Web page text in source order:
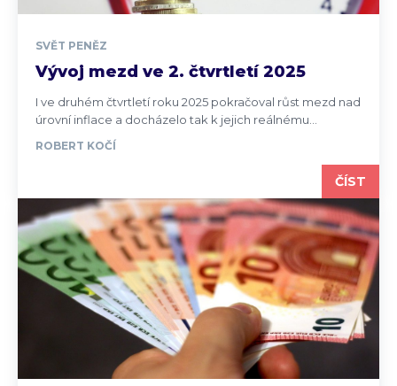
SVĚT PENĚZ
Vývoj mezd ve 2. čtvrtletí 2025
I ve druhém čtvrtletí roku 2025 pokračoval růst mezd nad
úrovní inflace a docházelo tak k jejich reálnému...
ROBERT KOČÍ
ČÍST